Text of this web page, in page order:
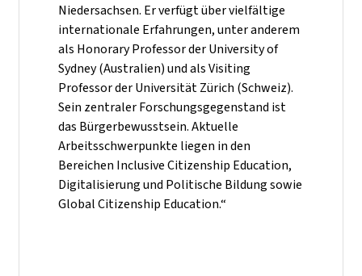
Niedersachsen. Er verfügt über vielfältige
internationale Erfahrungen, unter anderem
als Honorary Professor der University of
Sydney (Australien) und als Visiting
Professor der Universität Zürich (Schweiz).
Sein zentraler Forschungsgegenstand ist
das Bürgerbewusstsein. Aktuelle
Arbeitsschwerpunkte liegen in den
Bereichen Inclusive Citizenship Education,
Digitalisierung und Politische Bildung sowie
Global Citizenship Education.“